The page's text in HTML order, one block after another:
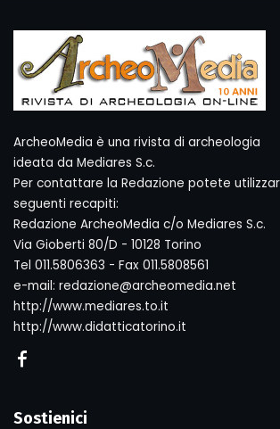
ArcheoMedia è una rivista di archeologia
ideata da Mediares S.c.
Per contattare la Redazione potete
seguenti recapiti:
Redazione ArcheoMedia c/o Mediares S.c.
Via Gioberti 80/D - 10128 Torino
Tel 011.5806363 - Fax 011.5808561
e-mail: redazione@archeomedia.net
http://www.mediares.to.it
http://www.didatticatorino.it
Sostienici